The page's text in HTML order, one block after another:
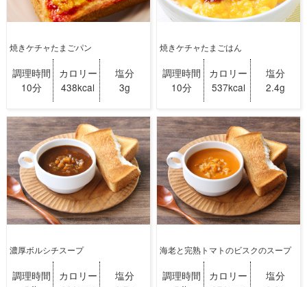
焼きケチャたまごパン
調理時間
10分
カロリー
438kcal
塩分
3g
焼きケチャたまごはん
調理時間
10分
カロリー
537kcal
塩分
2.4g
濃厚ボルシチスープ
調理時間
カロリー
塩分
海老と完熟トマトのビスクのスープ
調理時間
カロリー
塩分